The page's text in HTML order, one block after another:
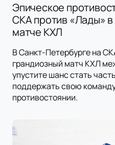
Эпическое
СКА против «Лады»
матче КХЛ
В Санкт-Петербурге на
грандиозный матч КХЛ
упустите шанс стать
поддержать свою
противостоянии.